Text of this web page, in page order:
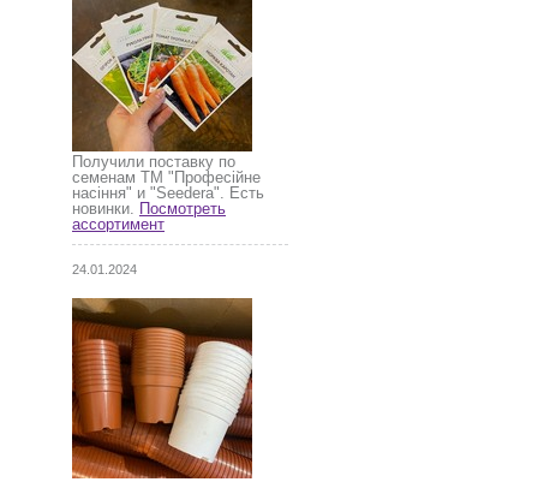
Получили поставку по
семенам ТМ "Професійне
насіння" и "Seedera". Есть
новинки. Посмотреть
ассортимент
24.01.2024